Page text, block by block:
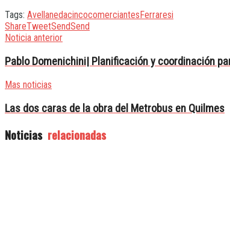
Tags: AvellanedacincocomerciantesFerraresi
ShareTweetSendSend
Noticia anterior
Pablo Domenichini| Planificación y coordinación
Mas noticias
Las dos caras de la obra del Metrobus en Quilmes
Noticias relacionadas